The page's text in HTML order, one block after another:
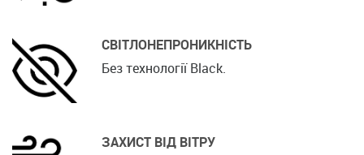
СВІТЛОНЕПРОНИКНІСТЬ
Без технології Black.
ЗАХИСТ ВІД ВІТРУ